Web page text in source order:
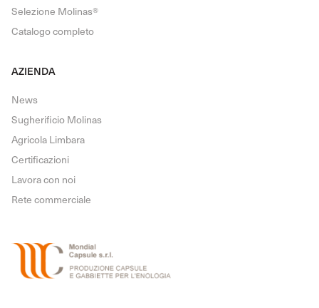
Selezione Molinas®
Catalogo completo
AZIENDA
News
Sugherificio Molinas
Agricola Limbara
Certificazioni
Lavora con noi
Rete commerciale